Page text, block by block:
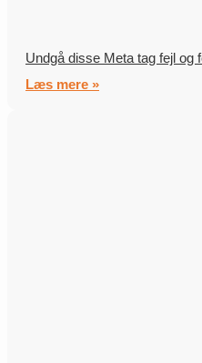
Undgå disse Meta tag fejl og
Læs mere »